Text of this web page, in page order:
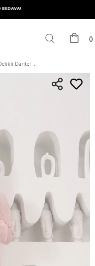
BEDAVA!
Delikli Dantel Detaylı Büyük Beden Pudra Gömlek